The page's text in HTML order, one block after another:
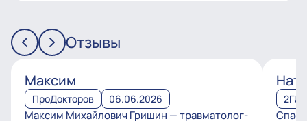
Отзывы
Максим
ПроДокторов 06.06.2026
Максим Михайлович Гришин — травматолог-